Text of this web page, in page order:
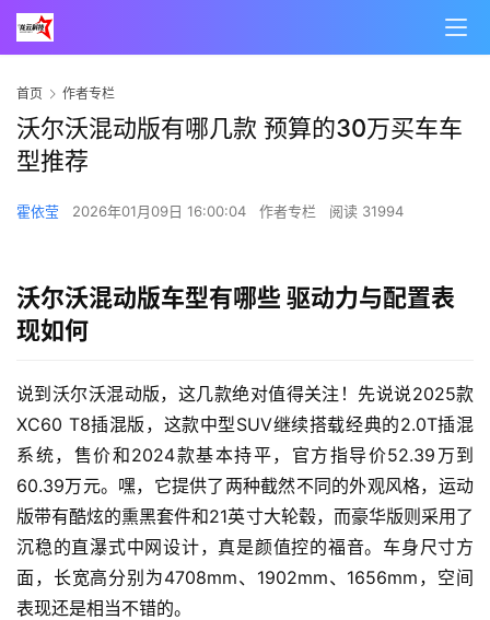
首页 作者专栏
沃尔沃混动版有哪几款 预算的30万买车车
型推荐
霍依莹 2026年01月09日 16:00:04 作者专栏 阅读 31994
沃尔沃混动版车型有哪些 驱动力与配置表
现如何
说到沃尔沃混动版，这几款绝对值得关注！先说说2025款
XC60 T8插混版，这款中型SUV继续搭载经典的2.0T插混
系统，售价和2024款基本持平，官方指导价52.39万到
60.39万元。嘿，它提供了两种截然不同的外观风格，运动
版带有酷炫的熏黑套件和21英寸大轮毂，而豪华版则采用了
沉稳的直瀑式中网设计，真是颜值控的福音。车身尺寸方
面，长宽高分别为4708mm、1902mm、1656mm，空间
表现还是相当不错的。